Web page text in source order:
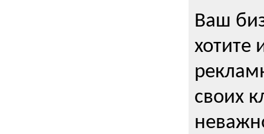
Ваш
хотите
своих